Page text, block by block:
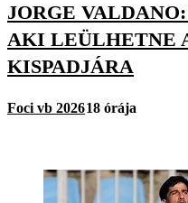
JORGE
AKI LEÜLHETNE
KISPADJÁRA
Foci vb 202618 órája